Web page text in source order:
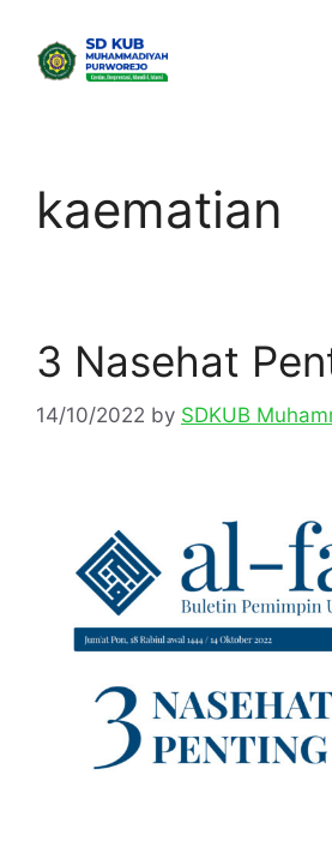
content
kaematian
3 Nasehat
14/10/2022 by SDKUB